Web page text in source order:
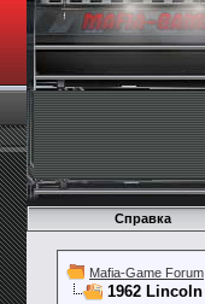
Справка
Mafia-Game Forum
1962